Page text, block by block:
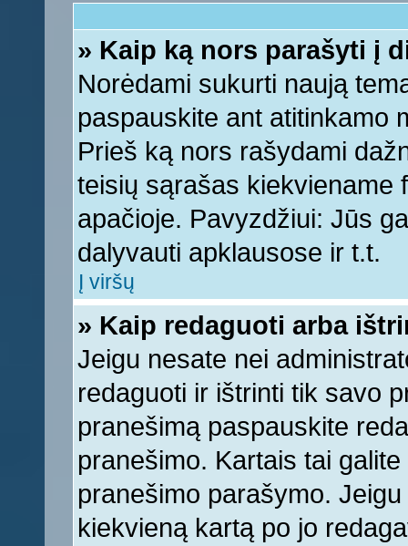
» Kaip ką nors parašyti į
Norėdami sukurti naują
paspauskite ant atitinkamo
Prieš ką nors rašydami
teisių sąrašas kiekviename
apačioje. Pavyzdžiui: Jūs
dalyvauti apklausose ir t.t.
Į viršų
» Kaip redaguoti arba
Jeigu nesate nei
redaguoti ir ištrinti tik savo
pranešimą paspauskite
pranešimo. Kartais tai
pranešimo parašymo.
kiekvieną kartą po jo